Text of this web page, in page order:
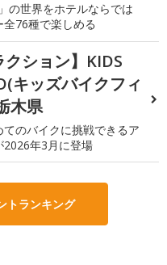
の世界をホテルならでは
76種で楽しめる
クション】KIDS
キッズバイクフィ
木県
のバイクに挑戦できるア
2026年3月に登場
トランキング